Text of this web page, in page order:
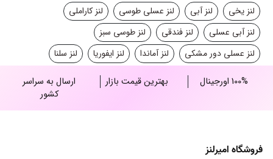
لنز یخی
لنز آبی لنز عسلی طوسی
لنز کاراملی
لنز آبی عسلی
لنز فندقی
لنز طوسی سبز
لنز عسلی دور مشکی
لنز آماندا لنز ایفوریا لنز سلنا
100% اورجینال بهترین قیمت بازار
ارسال به سراسر
کشور
فروشگاه امیرلنز